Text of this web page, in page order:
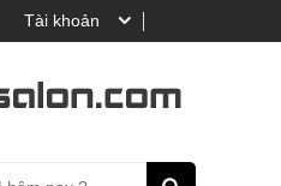
Tài khoản